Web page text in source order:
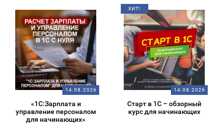
14.08.2026
«1С:Зарплата и
управление персоналом
для начинающих»
ХИТ!
14.08.2026
Старт в 1С – обзорный
курс для начинающих